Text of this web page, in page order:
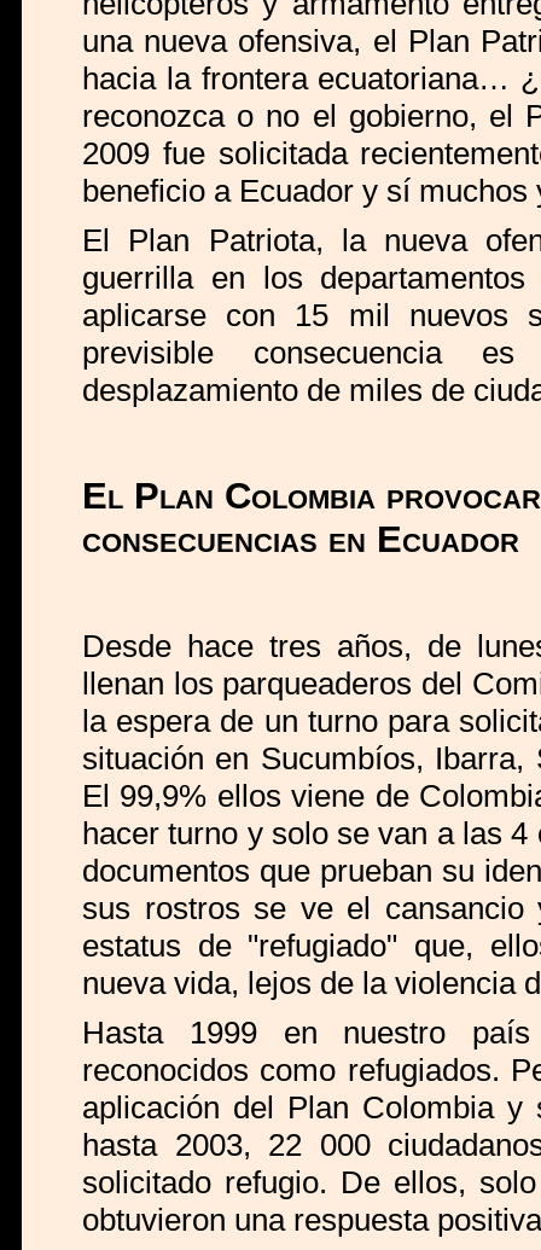
una nueva ofensiva, el Plan
hacia la frontera ecuatoriana…
reconozca o no el gobierno, el
2009 fue solicitada
beneficio a Ecuador y sí
El Plan Patriota, la nueva
guerrilla en los
aplicarse con 15 mil nuevos
previsible consecuencia
desplazamiento de miles de
El Plan Colombia
consecuencias en Ecuador
Desde hace tres años, de
llenan los parqueaderos del
la espera de un turno para
situación en Sucumbíos,
El 99,9% ellos viene de
hacer turno y solo se van a las
documentos que prueban su
sus rostros se ve el cansancio
estatus de "refugiado" que,
nueva vida, lejos de la violencia
Hasta 1999 en nuestro país
reconocidos como refugiados.
aplicación del Plan Colombia
hasta 2003, 22 000
solicitado refugio. De ellos,
obtuvieron una respuesta